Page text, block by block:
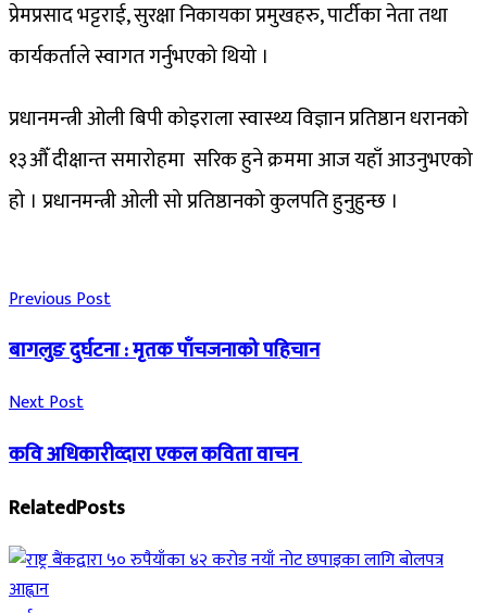
प्रेमप्रसाद भट्टराई, सुरक्षा निकायका प्रमुखहरु, पार्टीका नेता तथा
कार्यकर्ताले स्वागत गर्नुभएको थियो ।
प्रधानमन्त्री ओली बिपी कोइराला स्वास्थ्य विज्ञान प्रतिष्ठान धरानको
१३औँ दीक्षान्त समारोहमा सरिक हुने क्रममा आज यहाँ आउनुभएको
हो । प्रधानमन्त्री ओली सो प्रतिष्ठानको कुलपति हुनुहुन्छ ।
Previous Post
बागलुङ दुर्घटना : मृतक पाँचजनाको पहिचान
Next Post
कवि अधिकारीव्दारा एकल कविता वाचन
RelatedPosts